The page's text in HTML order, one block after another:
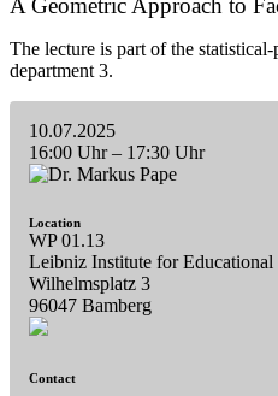
The lecture is part of the
department 3.
10.07.2025
16:00 Uhr– 17:30 Uhr
Location
WP 01.13
Leibniz Institute for Educational
Wilhelmsplatz 3
96047 Bamberg
Contact